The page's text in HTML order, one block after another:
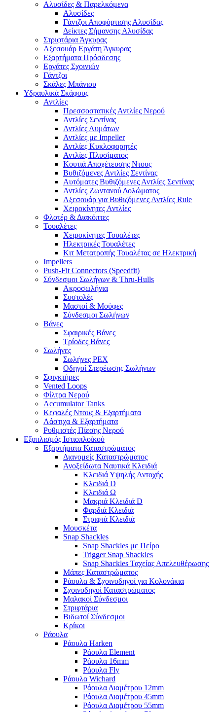
Αλυσίδες & Παρελκόμενα
Αλυσίδες
Γάντζοι Αποφόρτισης Αλυσίδας
Δείκτες Σήμανσης Αλυσίδας
Στριφτάρια Άγκυρας
Αξεσουάρ Εργάτη Άγκυρας
Εξαρτήματα Πρόσδεσης
Εργάτες Σχοινιών
Γάντζοι
Σκάλες Μπάνιου
Υδραυλικά Σκάφους
Αντλίες
Πρεσσοστατικές Αντλίες Νερού
Αντλίες Σεντίνας
Αντλίες Λυμάτων
Αντλίες με Impeller
Αντλίες Κυκλοφορητές
Αντλίες Πλυσίματος
Κουτιά Αποχέτευσης Ντους
Βυθιζόμενες Αντλίες Σεντίνας
Αυτόματες Βυθιζόμενες Αντλίες Σεντίνας
Αντλίες Ζωντανού Δολώματος
Αξεσουάρ για Βυθιζόμενες Αντλίες Rule
Χειροκίνητες Αντλίες
Φλοτέρ & Διακόπτες
Τουαλέτες
Χειροκίνητες Τουαλέτες
Ηλεκτρικές Τουαλέτες
Κιτ Μετατροπής Τουαλέτας σε Ηλεκτρική
Impellers
Push-Fit Connectors (Speedfit)
Σύνδεσμοι Σωλήνων & Thru-Hulls
Ακροσωλήνια
Συστολές
Μαστοί & Μούφες
Σύνδεσμοι Σωλήνων
Βάνες
Σφαιρικές Βάνες
Τρίοδες Βάνες
Σωλήνες
Σωλήνες PEX
Οδηγοί Στερέωσης Σωλήνων
Σφιγκτήρες
Vented Loops
Φίλτρα Νερού
Accumulator Tanks
Κεφαλές Ντους & Εξαρτήματα
Λάστιχα & Εξαρτήματα
Ρυθμιστές Πίεσης Νερού
Εξοπλισμός Ιστιοπλοϊκού
Εξαρτήματα Καταστρώματος
Διανομείς Καταστρώματος
Ανοξείδωτα Ναυτικά Κλειδιά
Κλειδιά Υψηλής Αντοχής
Κλειδιά D
Κλειδιά Ω
Μακριά Κλειδιά D
Φαρδιά Κλειδιά
Στριφτά Κλειδιά
Μουσκέτα
Snap Shackles
Snap Shackles με Πείρο
Trigger Snap Shackles
Snap Shackles Ταχείας Απελευθέρωσης
Μάπες Καταστρώματος
Ράουλα & Σχοινοδηγοί για Κολονάκια
Σχοινοδηγοί Καταστρώματος
Μαλακοί Σύνδεσμοι
Στριφτάρια
Βιδωτοί Σύνδεσμοι
Κρίκοι
Ράουλα
Ράουλα Harken
Ράουλα Element
Ράουλα 16mm
Ράουλα Fly
Ράουλα Wichard
Ράουλα Διαμέτρου 12mm
Ράουλα Διαμέτρου 45mm
Ράουλα Διαμέτρου 55mm